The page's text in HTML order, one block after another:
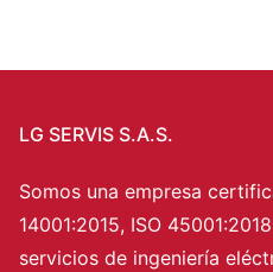
LG SERVIS S.A.S.
Somos una empresa
14001:2015, ISO
servicios de ingeniería